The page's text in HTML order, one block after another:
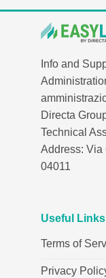
Info and
Directa
Technical
Address: Via
04011
Useful Links
Terms of
Privacy